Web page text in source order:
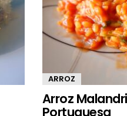
ARROZ
Arroz
Portuguesa